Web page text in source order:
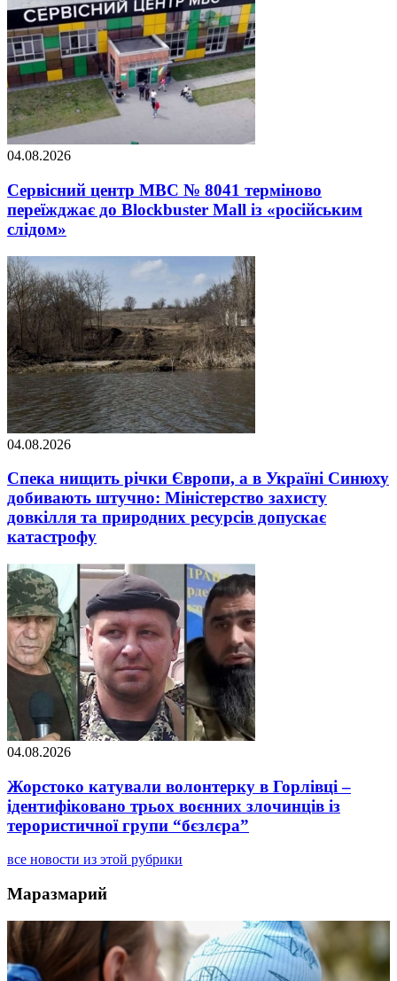
04.08.2026
Сервісний центр МВС № 8041 терміново
переїжджає до Blockbuster Mall із «російським
слідом»
04.08.2026
Спека нищить річки Європи, а в Україні Синюху
добивають штучно: Міністерство захисту
довкілля та природних ресурсів допускає
катастрофу
04.08.2026
Жорстоко катували волонтерку в Горлівці –
ідентифіковано трьох воєнних злочинців із
терористичної групи “бєзлєра”
все новости из этой рубрики
Маразмарий